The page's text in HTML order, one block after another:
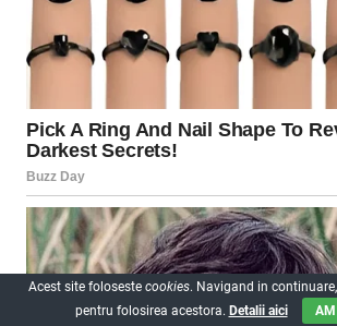
Acest site foloseste cookies. Navigand in
pentru folosirea acestora. Detalii aici AM